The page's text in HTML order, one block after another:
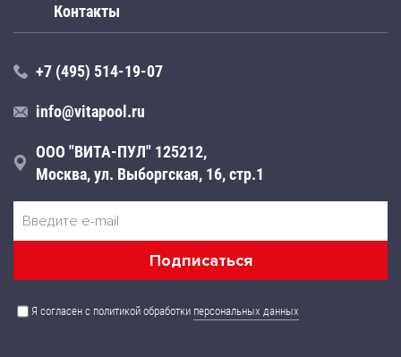
Контакты
+7 (495) 514-19-07
info@vitapool.ru
ООО "ВИТА-ПУЛ" 125212,
Москва, ул. Выборгская, 16, стр.1
Я согласен с политикой обработки персональных данных